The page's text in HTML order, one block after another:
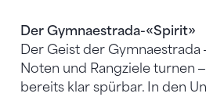
Der Gymnaestrada-«Spirit»
Der Geist der Gymnaestrada
Noten und Rangziele turnen
bereits klar spürbar. In den